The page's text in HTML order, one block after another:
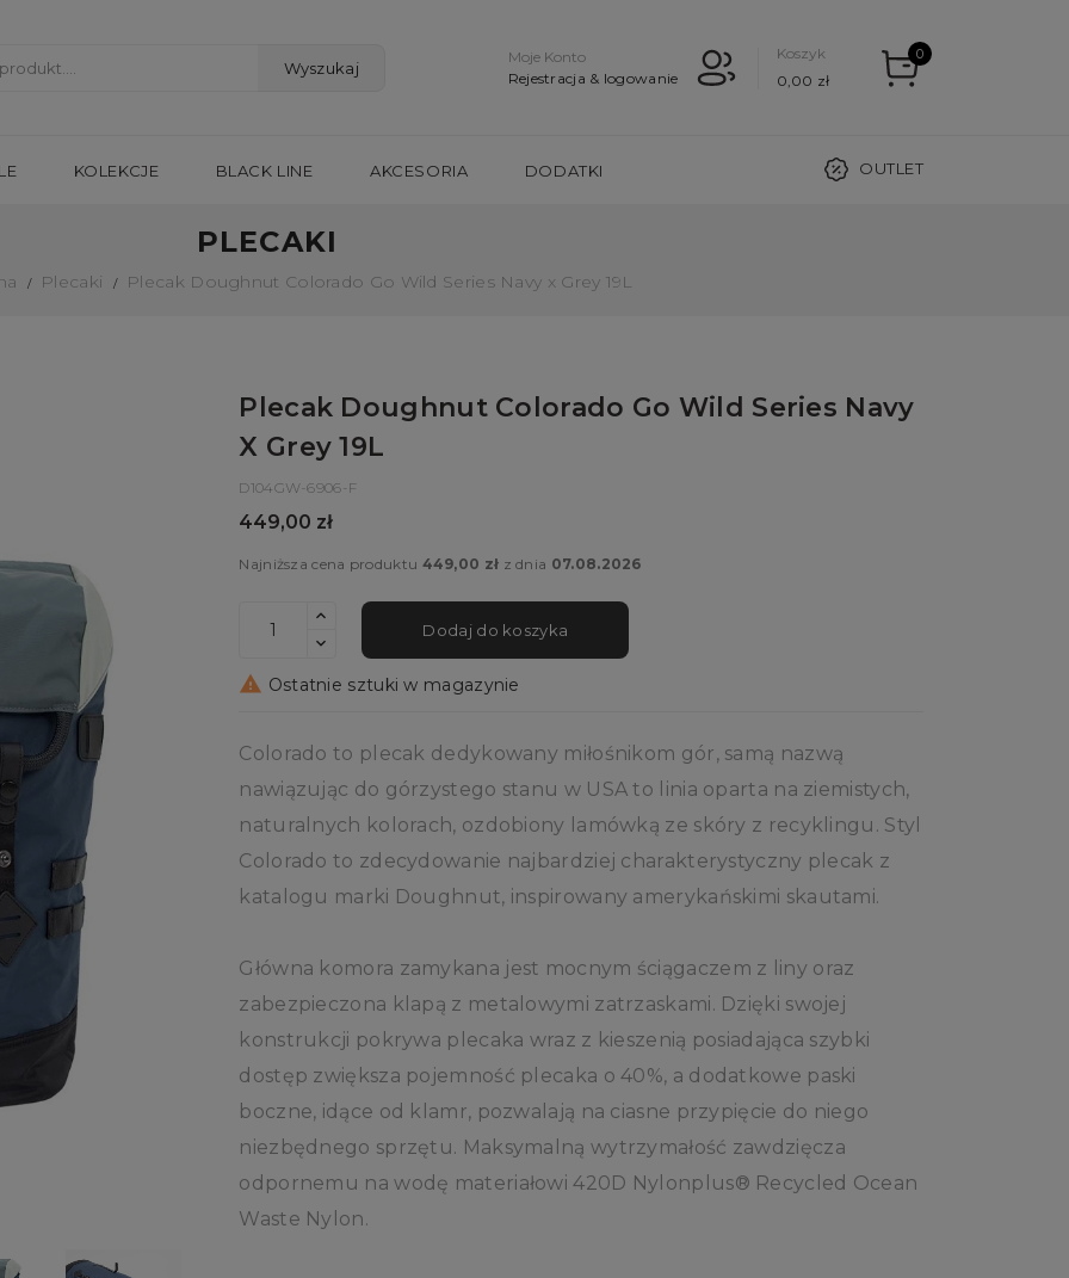
Koszyk
0,00 zł
0
Moje Konto
Rejestracja & logowanie
Wyszukaj
KOLEKCJE BLACK LINE AKCESORIA DODATKI OUTLET
PLECAKI
Plecaki Plecak Doughnut Colorado Go Wild Series Navy x Grey 19L
Plecak Doughnut Colorado Go Wild Series Navy
X Grey 19L
D104GW-6906-F
449,00 zł
Najniższa cena produktu 449,00 zł z dnia 07.08.2026
Dodaj do koszyka
 Ostatnie sztuki w magazynie
Colorado to plecak dedykowany miłośnikom gór, samą nazwą
nawiązując do górzystego stanu w USA to linia oparta na ziemistych,
naturalnych kolorach, ozdobiony lamówką ze skóry z recyklingu. Styl
Colorado to zdecydowanie najbardziej charakterystyczny plecak z
katalogu marki Doughnut, inspirowany amerykańskimi skautami.
Główna komora zamykana jest mocnym ściągaczem z liny oraz
zabezpieczona klapą z metalowymi zatrzaskami. Dzięki swojej
konstrukcji pokrywa plecaka wraz z kieszenią posiadająca szybki
dostęp zwiększa pojemność plecaka o 40%, a dodatkowe paski
boczne, idące od klamr, pozwalają na ciasne przypięcie do niego
niezbędnego sprzętu. Maksymalną wytrzymałość zawdzięcza
odpornemu na wodę materiałowi 420D Nylonplus® Recycled Ocean
Waste Nylon.